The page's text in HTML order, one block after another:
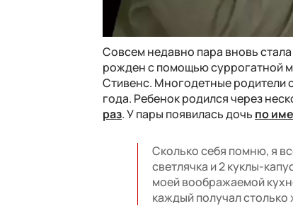
Совсем недавно пара вновь
рожден с помощью суррогатной
Стивенс. Многодетные родители
года. Ребенок родился через
раз. У пары появилась дочь по
Сколько себя помню, я
светлячка и 2 куклы-
моей воображаемой
каждый получал